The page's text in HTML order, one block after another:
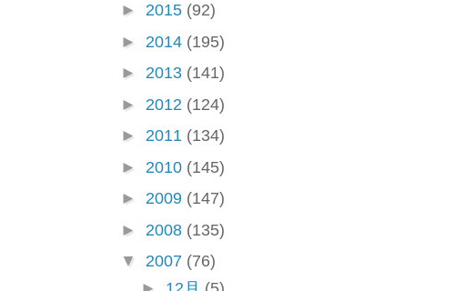
► 2015 (92)
► 2014 (195)
► 2013 (141)
► 2012 (124)
► 2011 (134)
► 2010 (145)
► 2009 (147)
► 2008 (135)
▼ 2007 (76)